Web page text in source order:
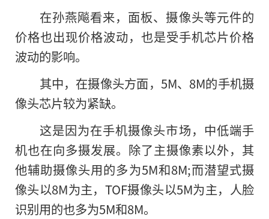
在孙燕飚看来，面板、摄像头等元件的
价格也出现价格波动，也是受手机芯片价格
波动的影响。
其中，在摄像头方面，5M、8M的手机摄
像头芯片较为紧缺。
这是因为在手机摄像头市场，中低端手
机也在向多摄发展。除了主摄像素以外，其
他辅助摄像头用的多为5M和8M;而潜望式摄
像头以8M为主，TOF摄像头以5M为主，人脸
识别用的也多为5M和8M。